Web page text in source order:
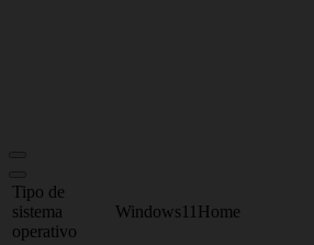
Tipo de
sistema
operativo
Windows11Home